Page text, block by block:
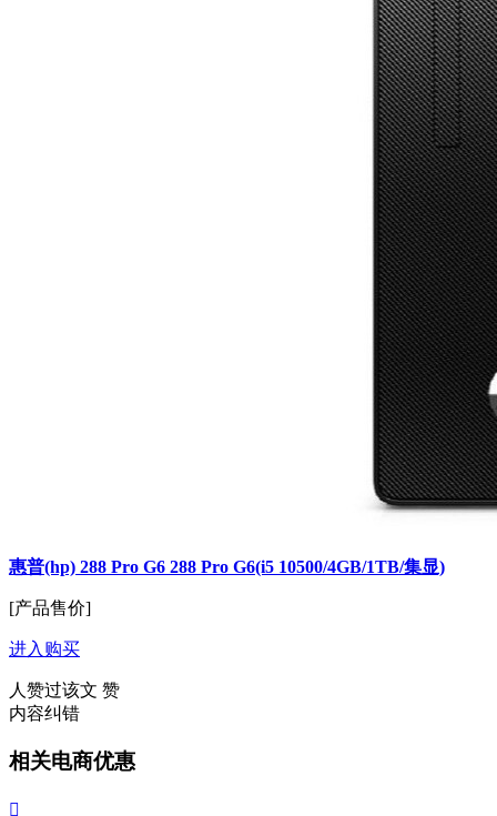
惠普(hp) 288 Pro G6 288 Pro G6(i5 10500/4GB/1TB/集显)
[产品售价]
进入购买
人赞过该文 赞
内容纠错
相关电商优惠
